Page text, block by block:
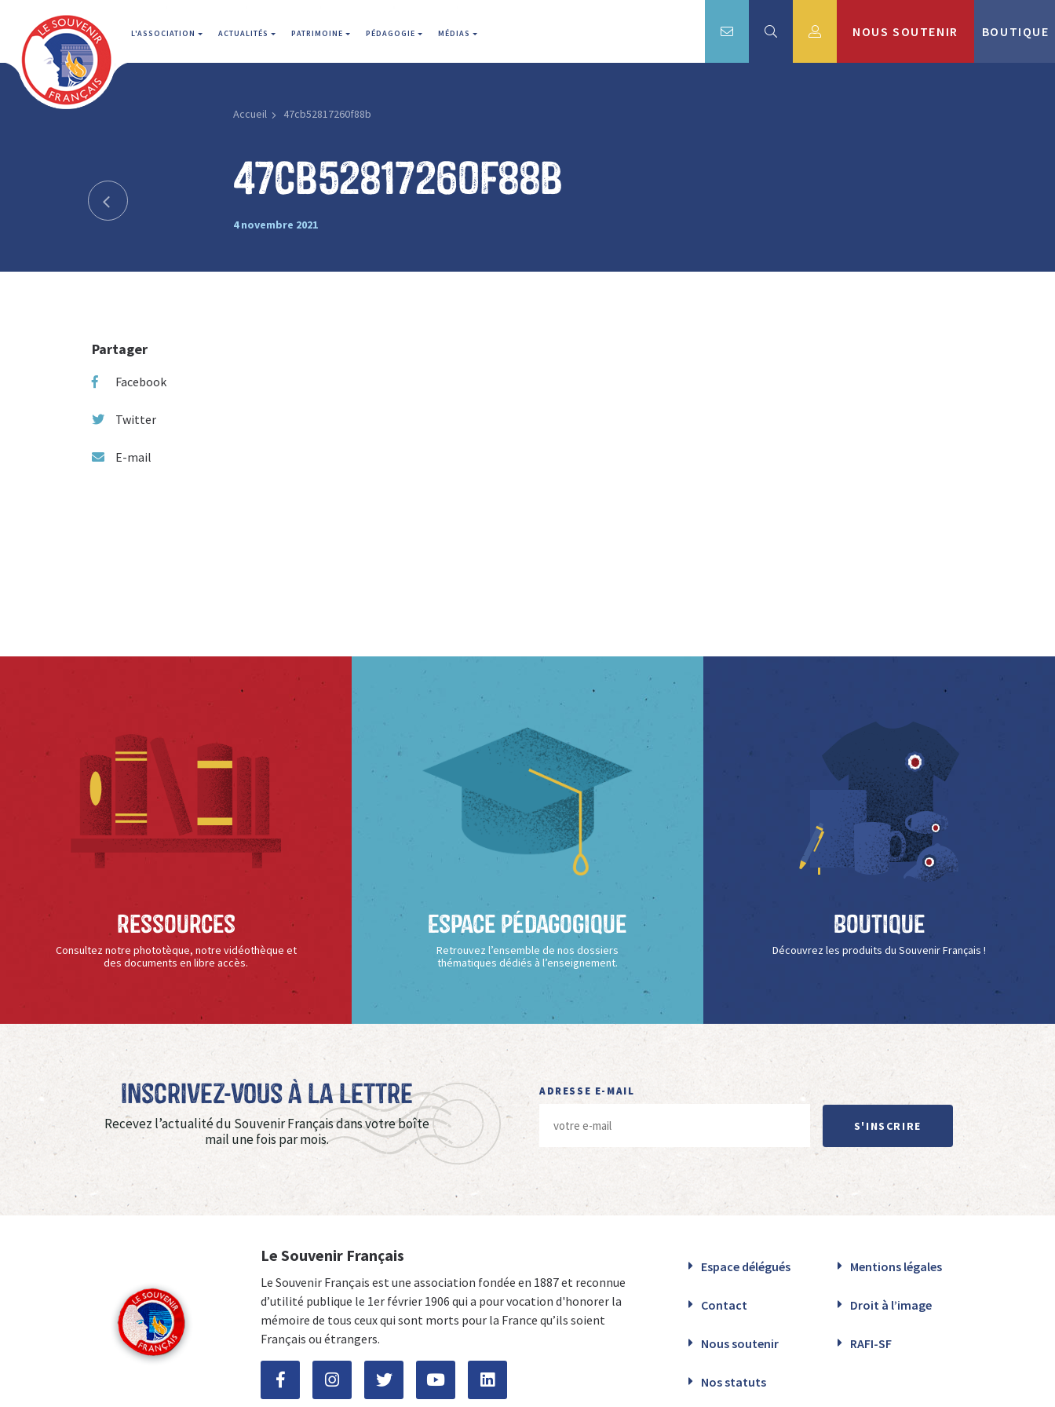
L'ASSOCIATION ACTUALITÉS PATRIMOINE PÉDAGOGIE MÉDIAS NOUS SOUTENIR BOUTIQUE
Accueil 47cb52817260f88b
47cb52817260f88b
4 novembre 2021
Partager
Facebook
Twitter
E-mail
Ressources
Consultez notre phototèque, notre vidéothèque et
des documents en libre accès.
Espace Pédagogique
Retrouvez l’ensemble de nos dossiers
thématiques dédiés à l’enseignement.
Boutique
Découvrez les produits du Souvenir Français !
Inscrivez-vous à La Lettre
Recevez l’actualité du Souvenir Français dans votre boîte
mail une fois par mois.
ADRESSE E-MAIL
S'INSCRIRE
Le Souvenir Français
Le Souvenir Français est une association fondée en 1887 et reconnue
d’utilité publique le 1er février 1906 qui a pour vocation d'honorer la
mémoire de tous ceux qui sont morts pour la France qu’ils soient
Français ou étrangers.
Espace délégués Mentions légales
Contact Droit à l’image
Nous soutenir RAFI-SF
Nos statuts